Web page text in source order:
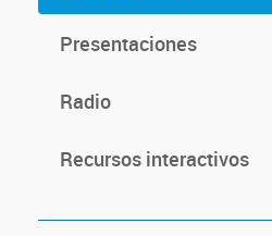
Presentaciones
Radio
Recursos interactivos